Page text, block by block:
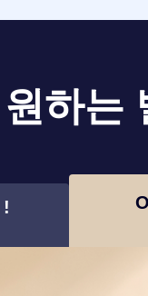
원하는
!